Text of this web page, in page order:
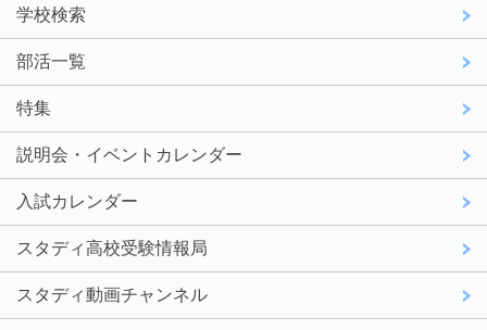
学校検索
部活一覧
特集
説明会・イベントカレンダー
入試カレンダー
スタディ高校受験情報局
スタディ動画チャンネル